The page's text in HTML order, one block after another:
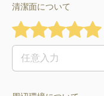
清潔面について